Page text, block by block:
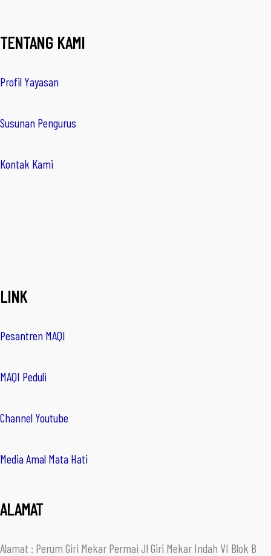
TENTANG KAMI
Profil Yayasan
Susunan Pengurus
Kontak Kami
LINK
Pesantren MAQI
MAQI Peduli
Channel Youtube
Media Amal Mata Hati
ALAMAT
Alamat : Perum Giri Mekar Permai Jl Giri Mekar Indah VI Blok B